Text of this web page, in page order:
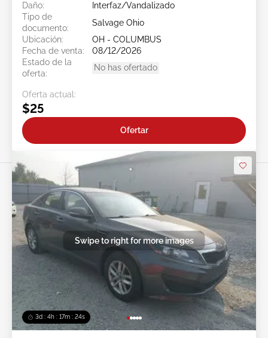
Daño:
Interfaz/Vandalizado
Tipo de
documento:
Salvage Ohio
Ubicación:
OH - COLUMBUS
Fecha de venta:
08/12/2026
Estado de la
oferta:
No has ofertado
Oferta actual:
$25
Ofertar
3d : 4h : 17m : 21s
Swipe to right for more images